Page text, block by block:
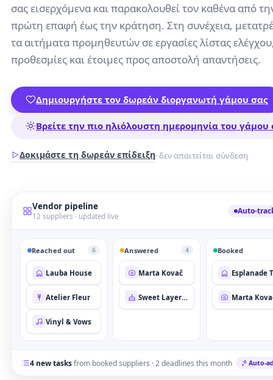
σας εισερχόμενα και παρακολουθεί τον καθένα από
πρώτη επαφή έως την κράτηση. Στη συνέχεια,
τα αιτήματα προμηθευτών σε εργασίες λίστας
προθεσμίες και έτοιμες προς αποστολή απαντήσεις.
Δημιουργήστε τον δωρεάν διοργανωτή γάμου σας
Βρείτε την πιο ηλιόλουστη ημερομηνία του γάμου
Δοκιμάστε τη δωρεάν επίδειξη· δεν απαιτείται σύνδεση
Vendor pipeline
12 suppliers · updated live
Auto-
Reached out 6
Lauba House
Atelier Fleur
Vinyl & Vows
Answered 4
Marta Kovač
Sweet Layer Co.
Booked
Marta
4 new tasksfrom booked suppliers · 2 deadlines this month Auto-